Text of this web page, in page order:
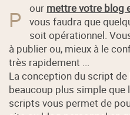
P our mettre votre blog
vous faudra que
soit opérationnel.
à publier ou, mieux à le
très rapidement ...
La conception du script
beaucoup plus simple que
scripts vous permet de